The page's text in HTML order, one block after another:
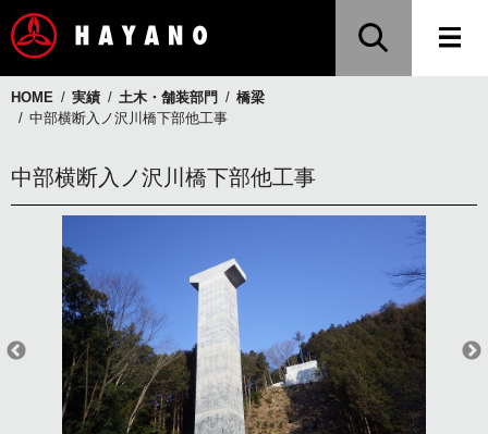
HOME 実績 土木・舗装部門
橋梁
中部横断入ノ沢川橋下部他工事
中部横断入ノ沢川橋下部他工事